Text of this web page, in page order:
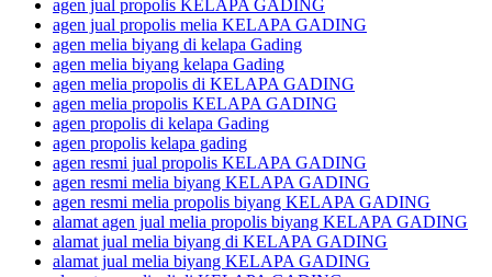
agen jual propolis KELAPA GADING
agen jual propolis melia KELAPA GADING
agen melia biyang di kelapa Gading
agen melia biyang kelapa Gading
agen melia propolis di KELAPA GADING
agen melia propolis KELAPA GADING
agen propolis di kelapa Gading
agen propolis kelapa gading
agen resmi jual propolis KELAPA GADING
agen resmi melia biyang KELAPA GADING
agen resmi melia propolis biyang KELAPA GADING
alamat agen jual melia propolis biyang KELAPA GADING
alamat jual melia biyang di KELAPA GADING
alamat jual melia biyang KELAPA GADING